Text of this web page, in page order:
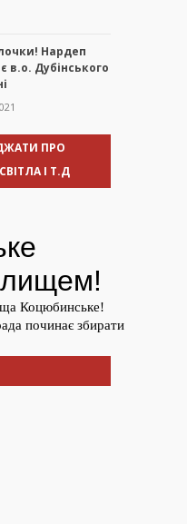
Нардеп
в.о. Дубінського
ПРО
І Т.Д